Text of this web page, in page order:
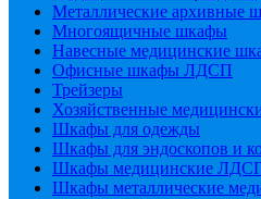
Металлические архивные
Многоящичные шкафы
Навесные медицинские
Офисные шкафы ЛДСП
Трейзеры
Хозяйственные
Шкафы для одежды
Шкафы для эндоскопов и
Шкафы медицинские
Шкафы металлические